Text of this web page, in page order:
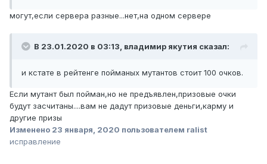
могут,если сервера разные...нет,на одном сервере
В 23.01.2020 в 03:13, владимир якутия сказал:
и кстате в рейтенге пойманых мутантов стоит 100 очков.
Если мутант был пойман,но не предъявлен,призовые очки
будут засчитаны....вам не дадут призовые деньги,карму и
другие призы
Изменено 23 января, 2020 пользователем ralist
исправление